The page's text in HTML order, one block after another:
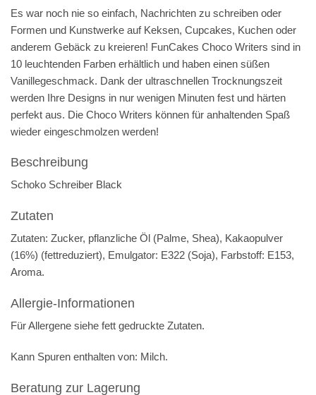
Es war noch nie so einfach, Nachrichten zu schreiben oder
Formen und Kunstwerke auf Keksen, Cupcakes, Kuchen oder
anderem Gebäck zu kreieren! FunCakes Choco Writers sind in
10 leuchtenden Farben erhältlich und haben einen süßen
Vanillegeschmack. Dank der ultraschnellen Trocknungszeit
werden Ihre Designs in nur wenigen Minuten fest und härten
perfekt aus. Die Choco Writers können für anhaltenden Spaß
wieder eingeschmolzen werden!
Beschreibung
Schoko Schreiber Black
Zutaten
Zutaten: Zucker, pflanzliche Öl (Palme, Shea), Kakaopulver
(16%) (fettreduziert), Emulgator: E322 (Soja), Farbstoff: E153,
Aroma.
Allergie-Informationen
Für Allergene siehe fett gedruckte Zutaten.
Kann Spuren enthalten von: Milch.
Beratung zur Lagerung